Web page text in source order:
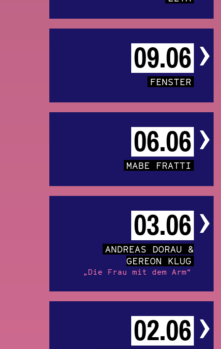
09.06
FENSTER
06.06
MABE FRATTI
03.06
ANDREAS DORAU &
GEREON KLUG
„Die Frau mit dem Arm“
02.06